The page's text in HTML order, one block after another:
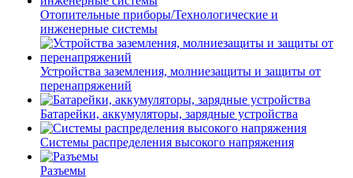
Отопительные приборы/Технологические и
инженерные системы
Устройства заземления, молниезащиты и защиты от
перенапряжений
Батарейки, аккумуляторы, зарядные устройства
Системы распределения высокого напряжения
Разъемы